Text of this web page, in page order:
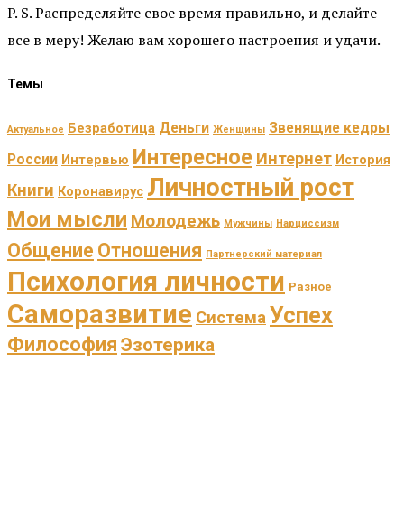
P. S. Распределяйте свое время правильно, и делайте
все в меру! Желаю вам хорошего настроения и удачи.
Темы
Актуальное Безработица Деньги Женщины Звенящие кедры
России Интервью Интересное Интернет История
Книги Коронавирус Личностный рост
Мои мысли Молодежь Мужчины Нарциссизм
Общение Отношения Партнерский материал
Психология личности Разное
Саморазвитие СистемаУспех
Философия Эзотерика